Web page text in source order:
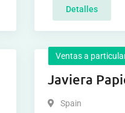
Detalles
Ventas a
Javiera
Spain